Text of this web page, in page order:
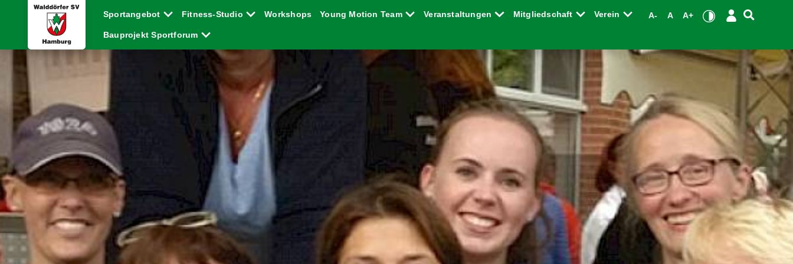
Sportangebot Fitness-Studio Workshops Young Motion Team Veranstaltungen Mitgliedschaft Verein
Bauprojekt Sportforum
A- A A+